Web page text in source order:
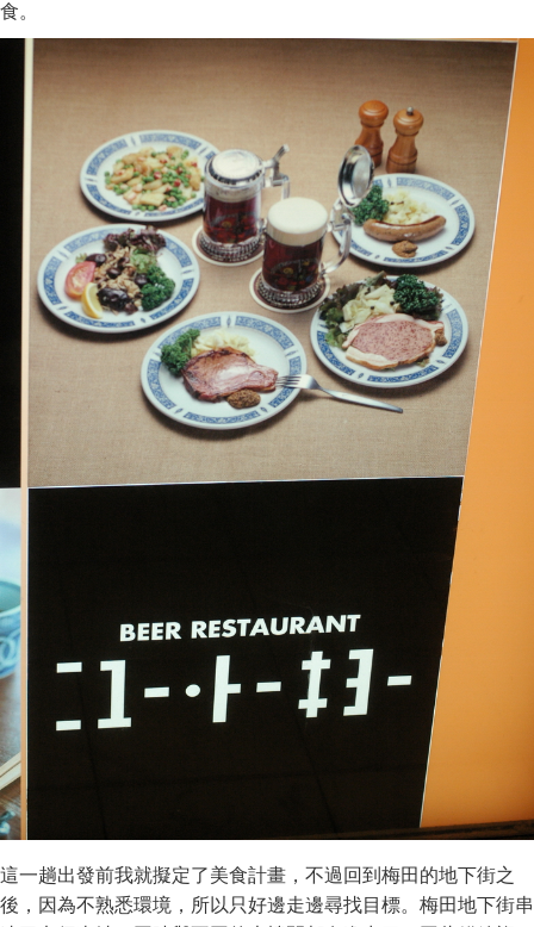
食。
這一趟出發前我就擬定了美食計畫，不過回到梅田的地下街之
後，因為不熟悉環境，所以只好邊走邊尋找目標。梅田地下街串